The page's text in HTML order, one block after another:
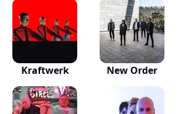
Kraftwerk New Order